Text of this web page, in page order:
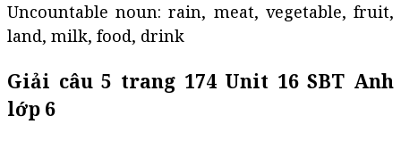
Uncountable noun: rain, meat, vegetable, fruit,
land, milk, food, drink
Giải câu 5 trang 174 Unit 16 SBT Anh
lớp 6